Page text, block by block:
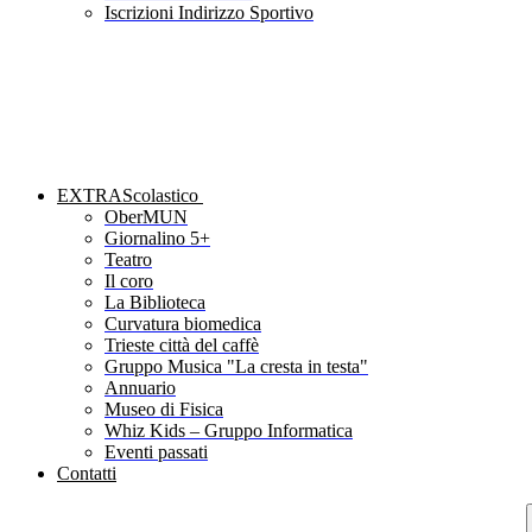
Iscrizioni Indirizzo Sportivo
EXTRAScolastico
OberMUN
Giornalino 5+
Teatro
Il coro
La Biblioteca
Curvatura biomedica
Trieste città del caffè
Gruppo Musica "La cresta in testa"
Annuario
Museo di Fisica
Whiz Kids – Gruppo Informatica
Eventi passati
Contatti